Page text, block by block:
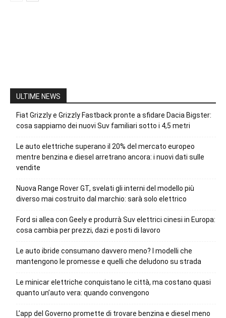
ULTIME NEWS
Fiat Grizzly e Grizzly Fastback pronte a sfidare Dacia Bigster:
cosa sappiamo dei nuovi Suv familiari sotto i 4,5 metri
Le auto elettriche superano il 20% del mercato europeo
mentre benzina e diesel arretrano ancora: i nuovi dati sulle
vendite
Nuova Range Rover GT, svelati gli interni del modello più
diverso mai costruito dal marchio: sarà solo elettrico
Ford si allea con Geely e produrrà Suv elettrici cinesi in Europa:
cosa cambia per prezzi, dazi e posti di lavoro
Le auto ibride consumano davvero meno? I modelli che
mantengono le promesse e quelli che deludono su strada
Le minicar elettriche conquistano le città, ma costano quasi
quanto un’auto vera: quando convengono
L’app del Governo promette di trovare benzina e diesel meno